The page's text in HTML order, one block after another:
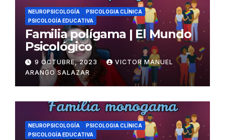
NEUROPSICOLOGÍA
PSICOLOGIA CLÍNICA
PSICOLOGÍA EDUCATIVA
Familia polígama | El Mundo
Psicológico
9 OCTUBRE, 2023
VICTOR MANUEL
ARANGO SALAZAR
NEUROPSICOLOGÍA
PSICOLOGIA CLÍNICA
PSICOLOGÍA EDUCATIVA